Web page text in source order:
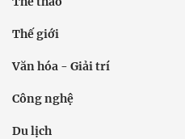
Thế giới
Văn hóa - Giải trí
Công nghệ
Du lịch